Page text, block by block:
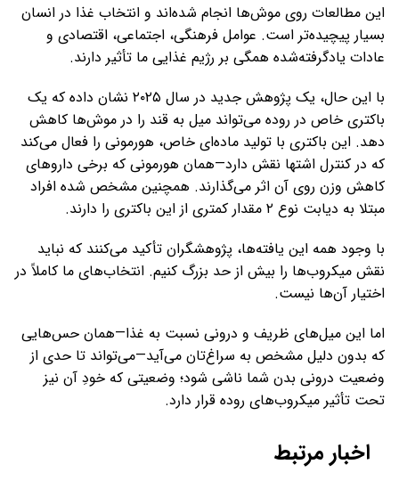
این مطالعات روی موش‌ها انجام شده‌اند و انتخاب غذا در انسان
بسیار پیچیده‌تر است. عوامل فرهنگی، اجتماعی، اقتصادی و
عادات یادگرفته‌شده همگی بر رژیم غذایی ما تأثیر دارند.
با این حال، یک پژوهش جدید در سال ۲۰۲۵ نشان داده که یک
باکتری خاص در روده می‌تواند میل به قند را در موش‌ها کاهش
دهد. این باکتری با تولید ماده‌ای خاص، هورمونی را فعال می‌کند
که در کنترل اشتها نقش دارد—همان هورمونی که برخی داروهای
کاهش وزن روی آن اثر می‌گذارند. همچنین مشخص شده افراد
مبتلا به دیابت نوع ۲ مقدار کمتری از این باکتری را دارند.
با وجود همه این یافته‌ها، پژوهشگران تأکید می‌کنند که نباید
نقش میکروب‌ها را بیش از حد بزرگ کنیم. انتخاب‌های ما کاملاً در
اختیار آن‌ها نیست.
اما این میل‌های ظریف و درونی نسبت به غذا—همان حس‌هایی
که بدون دلیل مشخص به سراغ‌تان می‌آید—می‌تواند تا حدی از
وضعیت درونی بدن شما ناشی شود؛ وضعیتی که خودِ آن نیز
تحت تأثیر میکروب‌های روده قرار دارد.
اخبار مرتبط